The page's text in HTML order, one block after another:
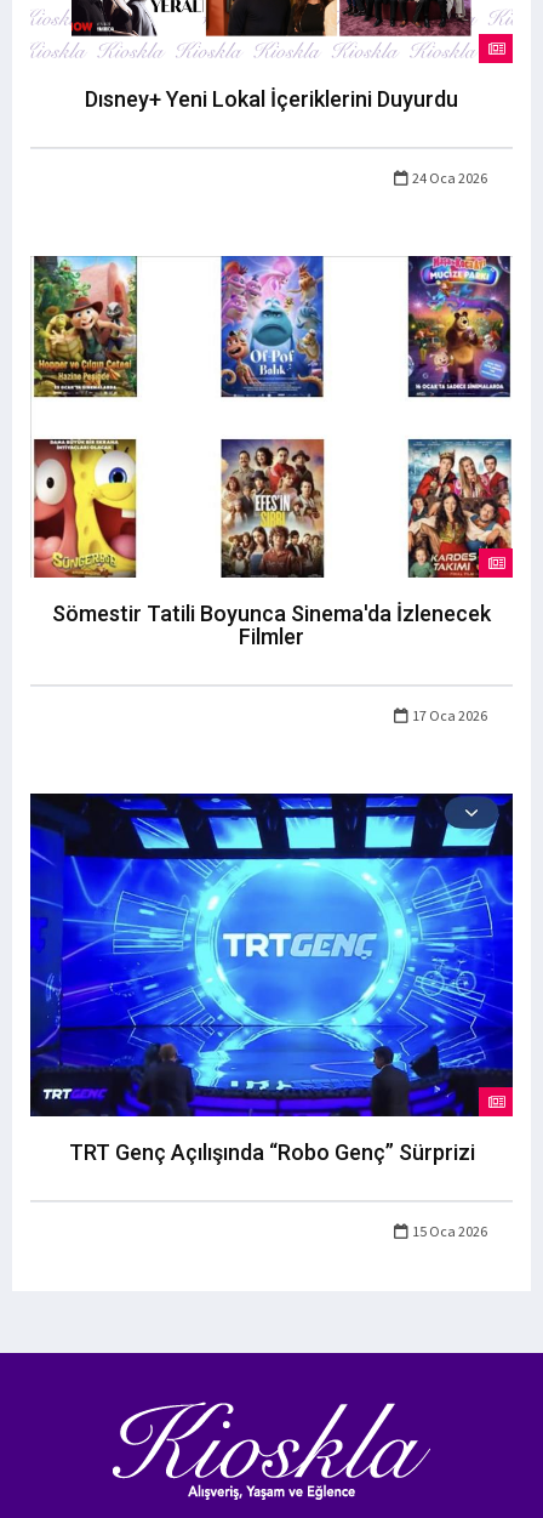
Dısney+ Yeni Lokal İçeriklerini Duyurdu
24 Oca 2026
Sömestir Tatili Boyunca Sinema'da İzlenecek
Filmler
17 Oca 2026
TRT Genç Açılışında “Robo Genç” Sürprizi
15 Oca 2026